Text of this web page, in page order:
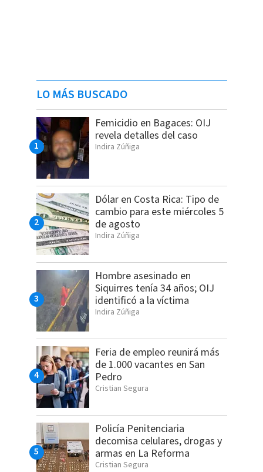
LO MÁS BUSCADO
Femicidio en Bagaces: OIJ
revela detalles del caso
Indira Zúñiga
Dólar en Costa Rica: Tipo de
cambio para este miércoles 5
de agosto
Indira Zúñiga
Hombre asesinado en
Siquirres tenía 34 años; OIJ
identificó a la víctima
Indira Zúñiga
Feria de empleo reunirá más
de 1.000 vacantes en San
Pedro
Cristian Segura
Policía Penitenciaria
decomisa celulares, drogas y
armas en La Reforma
Cristian Segura